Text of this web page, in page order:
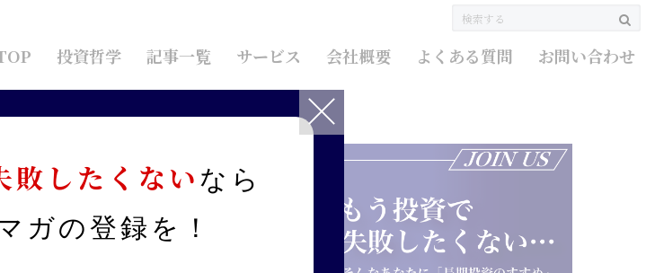
投資哲学 記事一覧 サービス 会社概要 よくある質問 お問い合わせ
敗したくない なら
ガの登録を！